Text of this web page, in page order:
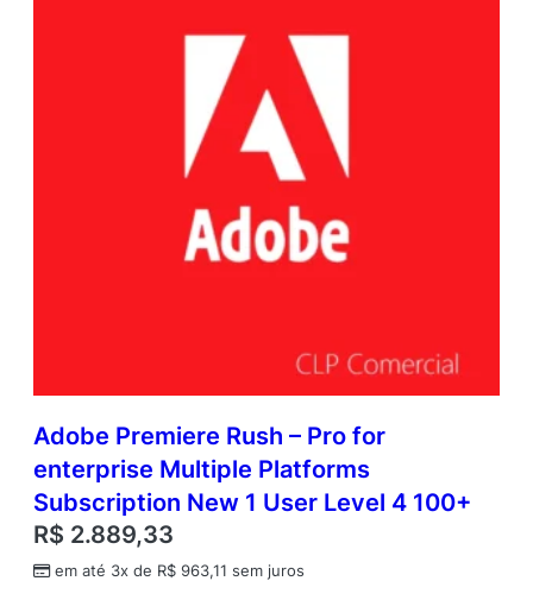
Adobe Premiere Rush – Pro for
enterprise Multiple Platforms
Subscription New 1 User Level 4 100+
R$ 2.889,33
em até 3x de R$ 963,11 sem juros